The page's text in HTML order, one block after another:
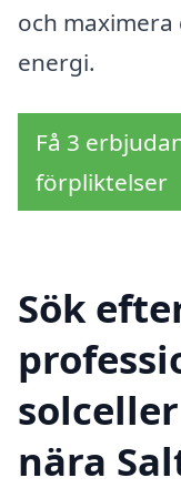
och
energi.
Få 3
förpliktelser
Sök
nära